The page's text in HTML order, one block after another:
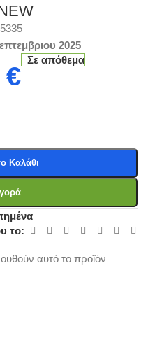
2025
€
Σε απόθεμα
Καλάθι
το:
αυτό το προϊόν